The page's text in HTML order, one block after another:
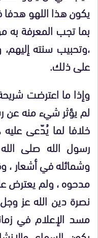
يكون هذا اللهو
بما تجب المعرفة به
،وتحبيب سنته
على ذلك.
وإذا ما اعترضت
لم يؤثر شيء منه عن
خلافا لما يُدّعى
رسول الله صلى
وشمائله في أشعار ،
مدحوه ، ولم يعترض
نصرة دين الله عز
مسد الإعلام في